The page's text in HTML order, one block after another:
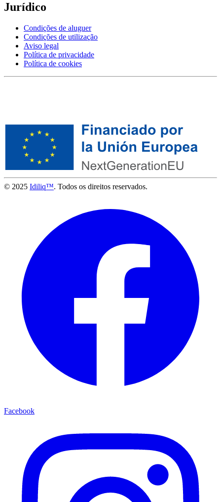
Jurídico
Condições de aluguer
Condições de utilização
Aviso legal
Política de privacidade
Política de cookies
© 2025 Idiliq™. Todos os direitos reservados.
Facebook